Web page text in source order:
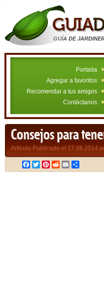
GUÍA DE
Portada
Agregar a favoritos
Recomendar a tus amigos
Contáctanos
Consejos para
Artículo Publicado el 27.06.2014
Facebook
TwitterPinterest
RedditEmail